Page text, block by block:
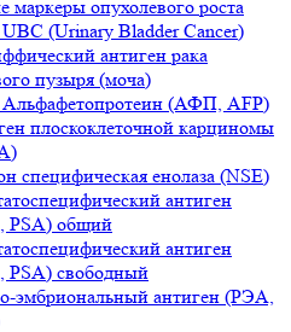
маркеры опухолевого роста
(Urinary Bladder Cancer)
антиген рака
пузыря (моча)
Альфафетопротеин (АФП, AFP)
плоскоклеточной карциномы
специфическая енолаза (NSE)
антиген
общий
антиген
свободный
эмбриональный антиген (РЭА,